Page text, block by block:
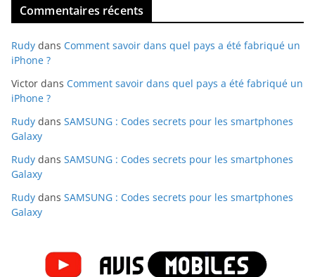
Commentaires récents
Rudy dans Comment savoir dans quel pays a été fabriqué un
iPhone ?
Victor dans Comment savoir dans quel pays a été fabriqué un
iPhone ?
Rudy dans SAMSUNG : Codes secrets pour les smartphones
Galaxy
Rudy dans SAMSUNG : Codes secrets pour les smartphones
Galaxy
Rudy dans SAMSUNG : Codes secrets pour les smartphones
Galaxy